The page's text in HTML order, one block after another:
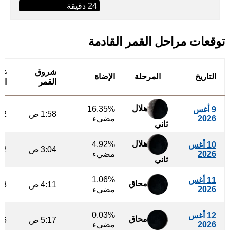
24 دقيقة
توقعات مراحل القمر القادمة
التاريخ المرحلة الإضاة
شروق
القمر
9 أغس
2026
هلال
ثاني
16.35%
مضيء
1:58 ص
10 أغس
2026
هلال
ثاني
4.92%
مضيء
3:04 ص
11 أغس
2026
محاق
1.06%
مضيء
4:11 ص
12 أغس
2026
محاق
0.03%
مضيء
5:17 ص